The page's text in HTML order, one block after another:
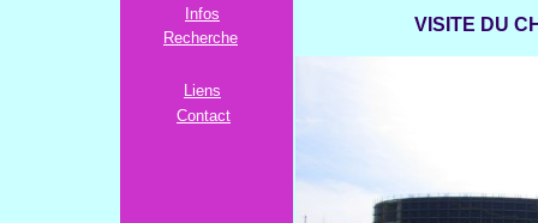
Liens
Recherche
Contact
Infos
VISITE DU